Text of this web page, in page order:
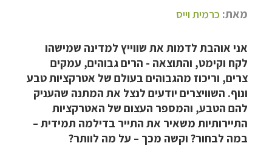
מאת: כרמית וייס
אני אוהבת לדמות את שווייץ למדינה שמישהו
לקח וקימט, והתוצאה - הרים גבוהים, עמקים
צרים, וריכוז מהגבוהים בעולם של אטרקציות טבע
ונוף. השוויצרים יודעים לנצל את המתנה שהעניק
להם הטבע, והמספר העצום של האטרקציות
התיירותיות משאיר את התייר בדילמה תמידית –
במה לבחור? וקשה מכך – על מה לוותר?